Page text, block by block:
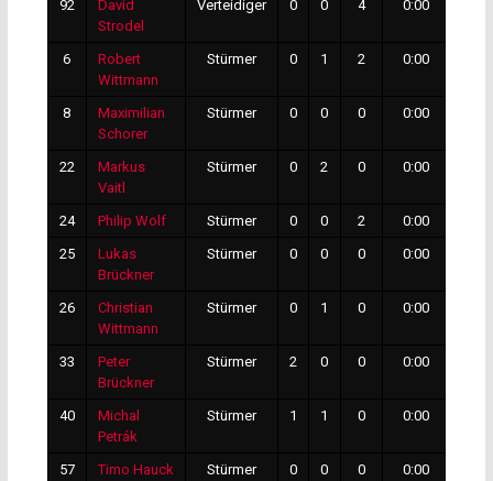
92
David
Strodel
Verteidiger 0 0 4 0:00
6
Robert
Wittmann
Stürmer 0 1 2 0:00
8
Maximilian
Schorer
Stürmer 0 0 0 0:00
22
Markus
Vaitl
Stürmer 0 2 0 0:00
24 Philip Wolf Stürmer 0 0 2 0:00
25
Lukas
Brückner
Stürmer 0 0 0 0:00
26
Christian
Wittmann
Stürmer 0 1 0 0:00
33
Peter
Brückner
Stürmer 2 0 0 0:00
40
Michal
Petrák
Stürmer 1 1 0 0:00
57 Timo Hauck Stürmer 0 0 0 0:00